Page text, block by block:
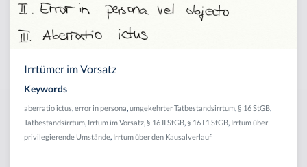
Irrtümer im Vorsatz
Keywords
aberratio ictus error in persona umgekehrter Tatbestandsirrtum § 16 StGB
Tatbestandsirrtum Irrtum im Vorsatz § 16 II StGB § 16 I 1 StGB Irrtum über
privilegierende Umstände Irrtum über den Kausalverlauf